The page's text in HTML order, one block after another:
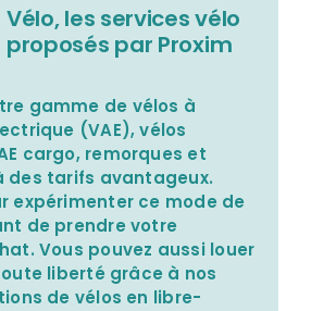
Vélo, les services vélo
proposés par Proxim
gamme de vélos à
(VAE), vélos
cargo, remorques et
des tarifs avantageux.
expérimenter ce mode de
de prendre votre
Vous pouvez aussi louer
liberté grâce à nos
de vélos en libre-